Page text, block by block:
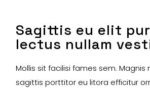
Sagittis eu elit
lectus nullam
Mollis sit facilisi fames sem. Magnis
sagittis porttitor eu litora efficitur